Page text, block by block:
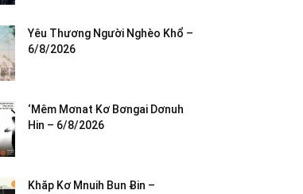
Yêu Thương Người Nghèo Khổ –
6/8/2026
‘Mêm Mơnat Kơ Bơngai Dơnuh
Hin – 6/8/2026
Khăp Kơ Mnuih Bun Ƀin –